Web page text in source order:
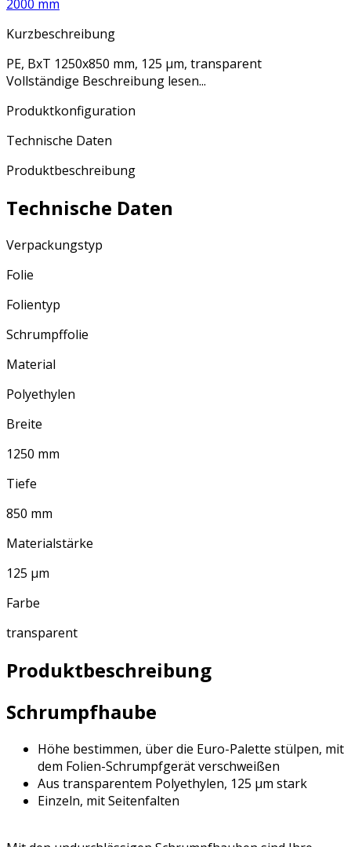
2000 mm
Kurzbeschreibung
PE, BxT 1250x850 mm, 125 µm, transparent
Vollständige Beschreibung lesen...
Produktkonfiguration
Technische Daten
Produktbeschreibung
Technische Daten
Verpackungstyp
Folie
Folientyp
Schrumpffolie
Material
Polyethylen
Breite
1250 mm
Tiefe
850 mm
Materialstärke
125 µm
Farbe
transparent
Produktbeschreibung
Schrumpfhaube
Höhe bestimmen, über die Euro-Palette stülpen, mit
dem Folien-Schrumpfgerät verschweißen
Aus transparentem Polyethylen, 125 µm stark
Einzeln, mit Seitenfalten